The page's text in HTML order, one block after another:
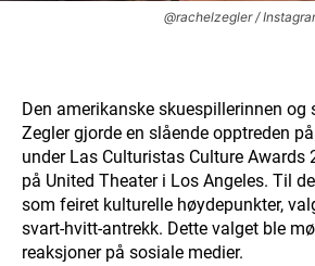
@rachelzegler /
Den amerikanske skuespillerinnen og
Zegler gjorde en slående opptreden
under Las Culturistas Culture Awards
på United Theater i Los Angeles. Til
som feiret kulturelle høydepunkter,
svart-hvitt-antrekk. Dette valget ble
reaksjoner på sosiale medier.